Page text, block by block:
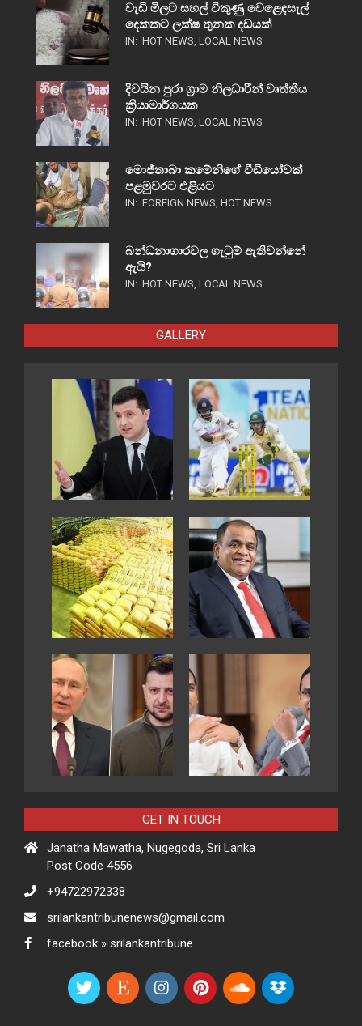
වැඩි මිලට සහල් විකුණු වෙළෙඳසැල්
දෙකකට ලක්ෂ තුනක දඩයක්
IN: HOT NEWS, LOCAL NEWS
දිවයින පුරා ග්‍රාම නිලධාරීන් වෘත්තීය
ක්‍රියාමාර්ගයක
IN: HOT NEWS, LOCAL NEWS
මොජ්තාබා කමේනිගේ වීඩියෝවක්
පළමුවරට එළියට
IN: FOREIGN NEWS, HOT NEWS
බන්ධනාගාරවල ගැටුම් ඇතිවන්නේ
ඇයි?
IN: HOT NEWS, LOCAL NEWS
GALLERY
GET IN TOUCH
Janatha Mawatha, Nugegoda, Sri Lanka
Post Code 4556
+94722972338
srilankantribunenews@gmail.com
facebook » srilankantribune